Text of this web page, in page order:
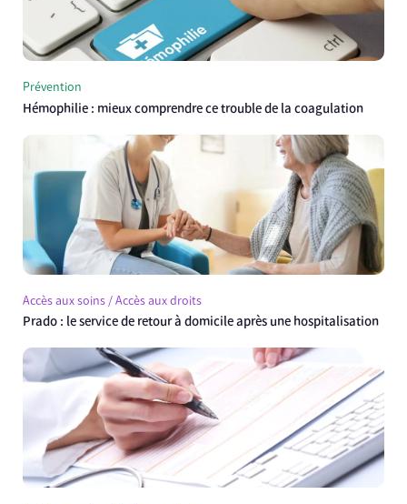
Prévention
Hémophilie : mieux comprendre ce trouble de la coagulation
Accès aux soins / Accès aux droits
Prado : le service de retour à domicile après une hospitalisation